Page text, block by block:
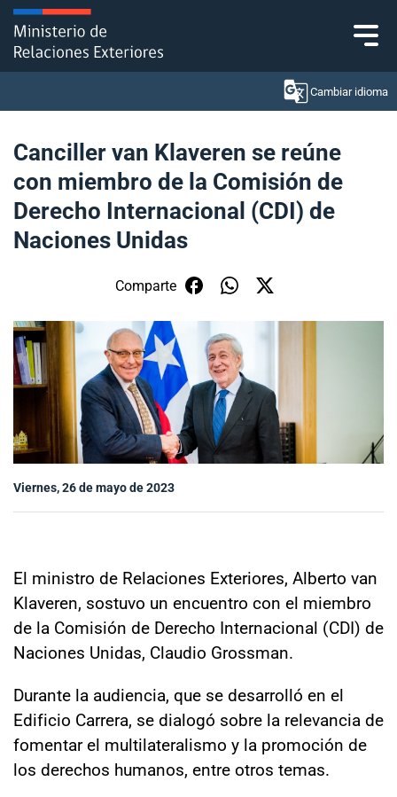
Click acá para ir directamente al contenido
Cambiar idioma
Ministerio
Política Exterior
Subsecretaría de Relaciones Económicas
Internacionales
Sala de prensa
modo claro
Canciller van Klaveren se reúne
con miembro de la Comisión de
Derecho Internacional (CDI) de
Naciones Unidas
Comparte
Viernes, 26 de mayo de 2023
El ministro de Relaciones Exteriores, Alberto van
Klaveren, sostuvo un encuentro con el miembro
de la Comisión de Derecho Internacional (CDI) de
Naciones Unidas, Claudio Grossman.
Durante la audiencia, que se desarrolló en el
Edificio Carrera, se dialogó sobre la relevancia de
fomentar el multilateralismo y la promoción de
los derechos humanos, entre otros temas.